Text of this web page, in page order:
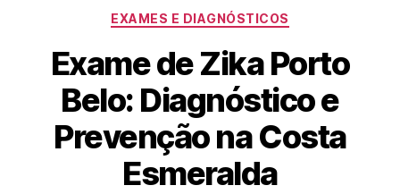
EXAMES E DIAGNÓSTICOS
Exame de Zika Porto
Belo: Diagnóstico e
Prevenção na Costa
Esmeralda